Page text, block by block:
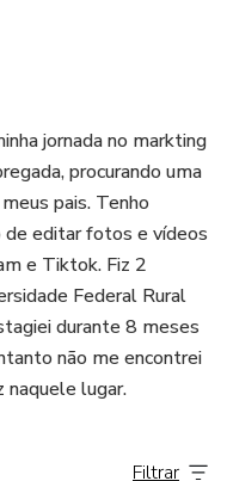
usar os
quanto pelo
dúvida, poderá
jornada no markting
procurando uma
pais. Tenho
de editar fotos e vídeos
e Tiktok. Fiz 2
Federal Rural
durante 8 meses
não me encontrei
naquele lugar.
Filtrar